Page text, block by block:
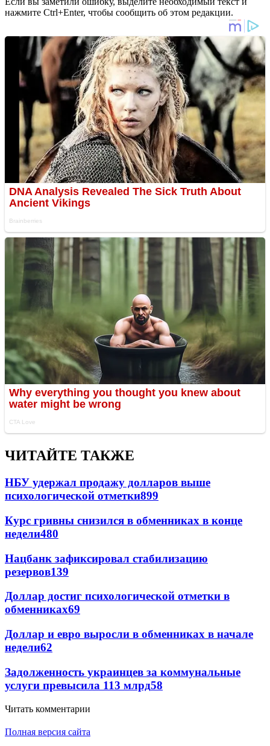
нажмите Ctrl+Enter, чтобы сообщить об этом редакции.
ЧИТАЙТЕ ТАКЖЕ
НБУ удержал продажу долларов выше
психологической отметки899
Курс гривны снизился в обменниках в конце
недели480
Нацбанк зафиксировал стабилизацию
резервов139
Доллар достиг психологической отметки в
обменниках69
Доллар и евро выросли в обменниках в начале
недели62
Задолженность украинцев за коммунальные
услуги превысила 113 млрд58
Читать комментарии
Полная версия сайта